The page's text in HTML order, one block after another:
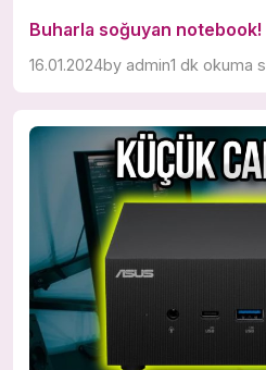
Buharla soğuyan notebook!
16.01.2024by admin1 dk okuma